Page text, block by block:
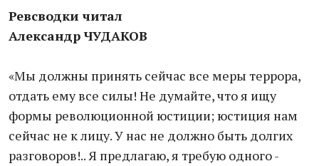
Ревсводки читал
Александр ЧУДАКОВ
«Мы должны принять сейчас все меры террора,
отдать ему все силы! Не думайте, что я ищу
формы революционной юстиции; юстиция нам
сейчас не к лицу. У нас не должно быть долгих
разговоров!.. Я предлагаю, я требую одного -